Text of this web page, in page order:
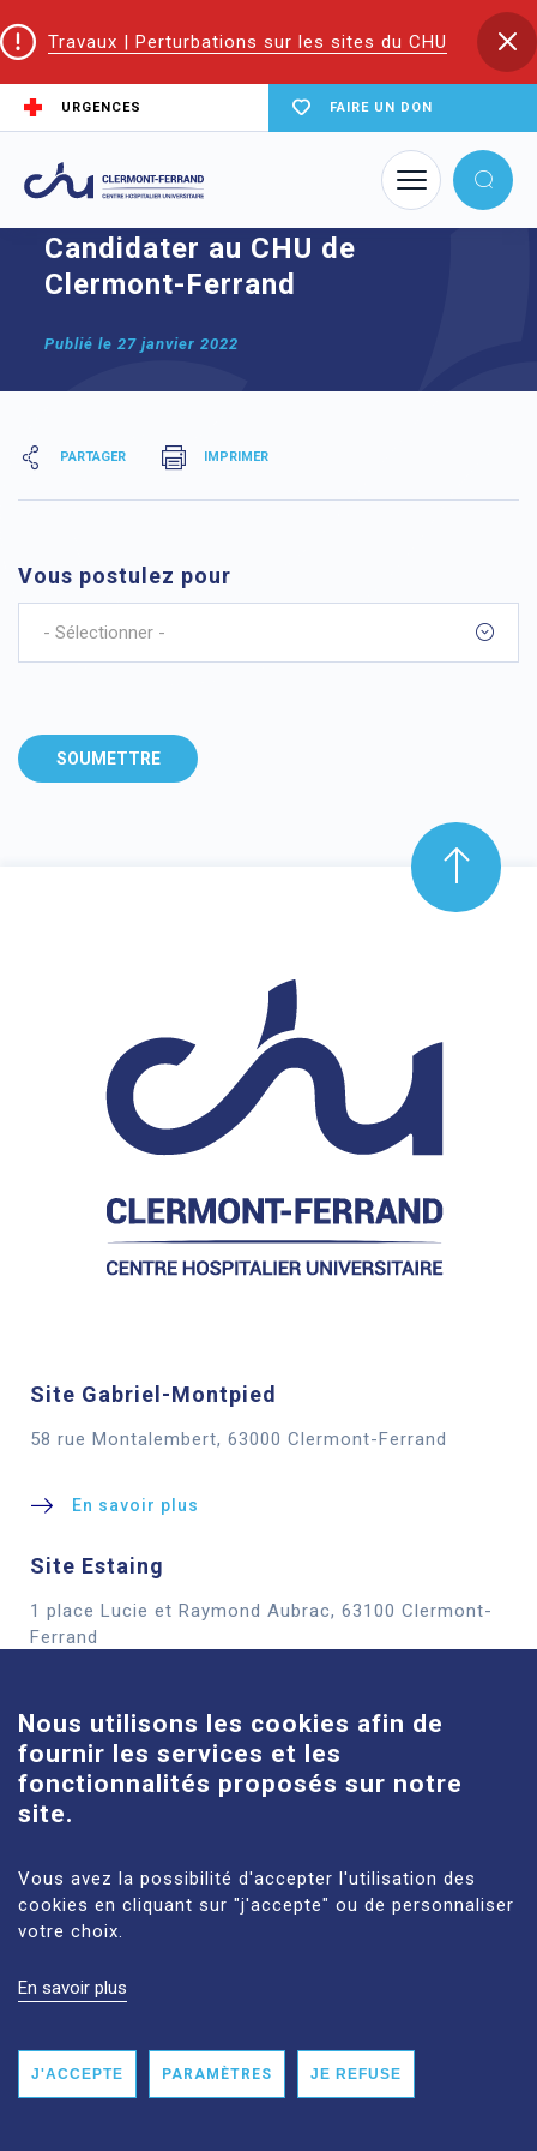
Travaux | Perturbations sur les sites du CHU
URGENCES FAIRE UN DON
Accueil Candidater au CHU de Clermont-Ferrand
Candidater au CHU de
Clermont-Ferrand
Publié le27 janvier 2022
PARTAGER IMPRIMER
Vous postulez pour
- Sélectionner -
SOUMETTRE
Site Gabriel-Montpied
58 rue Montalembert, 63000 Clermont-Ferrand
En savoir plus
Site Estaing
1 place Lucie et Raymond Aubrac, 63100 Clermont-
Ferrand
Site Louise-Michel
61 route de Châteaugay, 63118 Cébazat
En savoir plus
MENTIONS LÉGALES
ACCESSIBILITÉ : NON CONFORME
Nous utilisons les cookies afin de
fournir les services et les
fonctionnalités proposés sur notre
site.
Vous avez la possibilité d'accepter l'utilisation des
cookies en cliquant sur "j'accepte" ou de personnaliser
votre choix.
En savoir plus
J'ACCEPTE PARAMÈTRES JE REFUSE